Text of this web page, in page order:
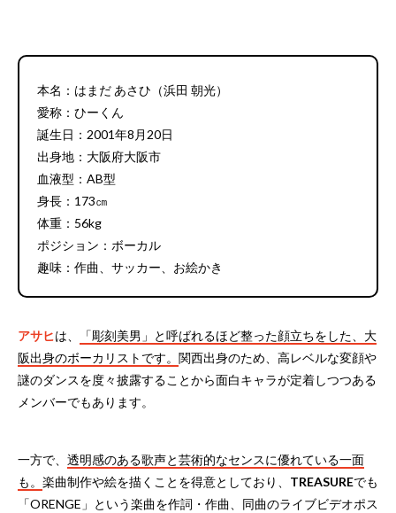
本名：はまだ あさひ（浜田 朝光）
愛称：ひーくん
誕生日：2001年8月20日
出身地：大阪府大阪市
血液型：AB型
身長：173㎝
体重：56kg
ポジション：ボーカル
趣味：作曲、サッカー、お絵かき
アサヒは、
「彫刻美男」と呼ばれるほど整った顔立ちをした、大
阪出身のボーカリストです。 関西出身のため、高レベルな変顔や
謎のダンスを度々披露することから面白キャラが定着しつつある
メンバーでもあります。
一方で、 透明感のある歌声と芸術的なセンスに優れている一面
も。 楽曲制作や絵を描くことを得意としており、 TREASUREでも
「ORENGE」という楽曲を作詞・作曲、同曲のライブビデオポス